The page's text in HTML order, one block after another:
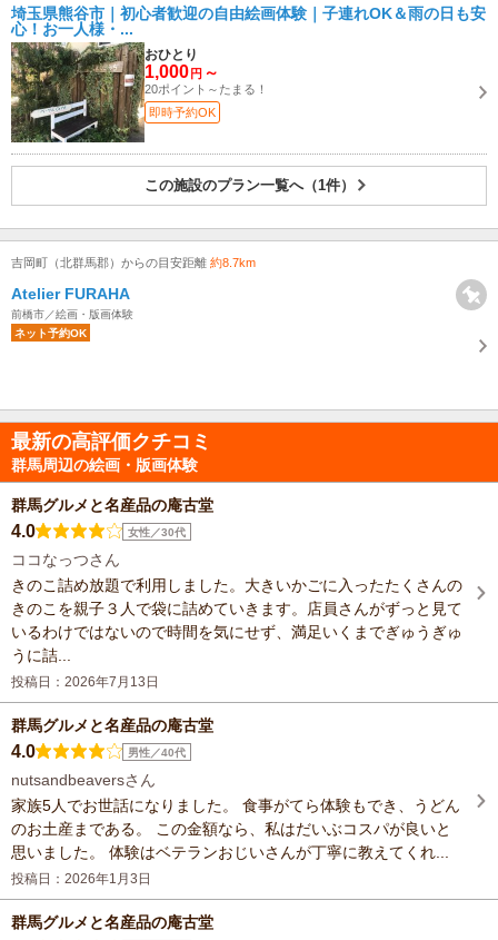
埼玉県熊谷市｜初心者歓迎の自由絵画体験｜子連れOK＆雨の日も安
心！お一人様・...
おひとり
1,000 円 ～
20ポイント～たまる！
即時予約OK
この施設のプラン一覧へ（1件）
吉岡町（北群馬郡）からの目安距離 約8.7km
Atelier FURAHA
前橋市／絵画・版画体験
ネット予約OK
最新の高評価クチコミ
群馬周辺の絵画・版画体験
群馬グルメと名産品の庵古堂
4.0 女性／30代
ココなっつさん
きのこ詰め放題で利用しました。大きいかごに入ったたくさんの
きのこを親子３人で袋に詰めていきます。店員さんがずっと見て
いるわけではないので時間を気にせず、満足いくまでぎゅうぎゅ
うに詰...
投稿日：2026年7月13日
群馬グルメと名産品の庵古堂
4.0 男性／40代
nutsandbeaversさん
家族5人でお世話になりました。 食事がてら体験もでき、うどん
のお土産まである。 この金額なら、私はだいぶコスパが良いと
思いました。 体験はベテランおじいさんが丁寧に教えてくれ...
投稿日：2026年1月3日
群馬グルメと名産品の庵古堂